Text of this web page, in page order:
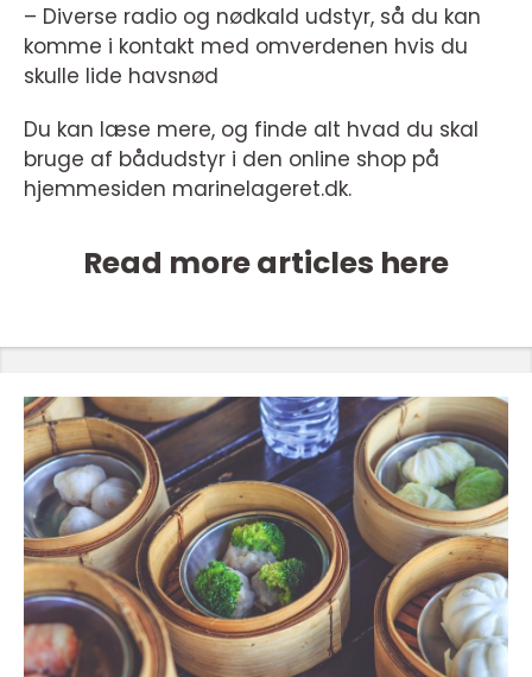
– Diverse radio og nødkald udstyr, så du kan
komme i kontakt med omverdenen hvis du
skulle lide havsnød
Du kan læse mere, og finde alt hvad du skal
bruge af bådudstyr i den online shop på
hjemmesiden marinelageret.dk.
Read more articles here